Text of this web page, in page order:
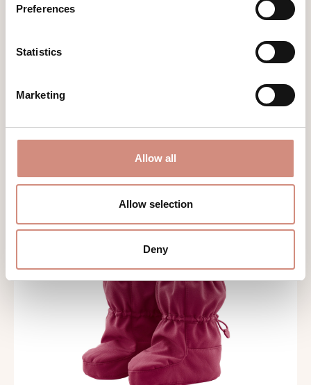
Preferences
Statistics
Marketing
Allow all
Allow selection
Deny
- MIDI
24,90 €